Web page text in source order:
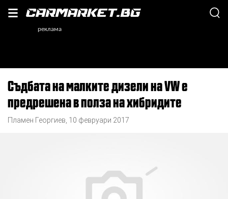
Съдбата на малките дизели на VW е
предрешена в полза на хибридите
Пламен Георгиев 10 февруари 2017